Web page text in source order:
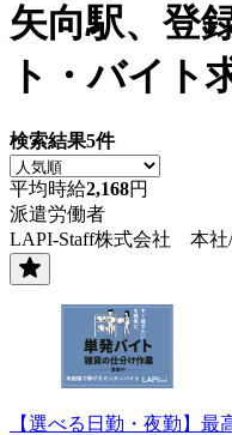
矢向駅、登
ト・バイト
検索結果5件
平均時給2,168円
派遣労働者
LAPI-Staff株式会社 本社
【選べる日勤・夜勤】